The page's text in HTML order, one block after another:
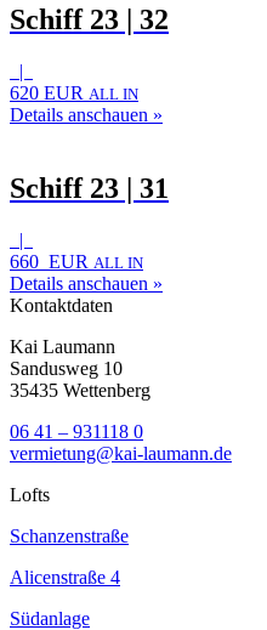
Schiff 23 | 32
|
620 EUR ALL IN
Details anschauen »
Schiff 23 | 31
|
660 EUR ALL IN
Details anschauen »
Kontaktdaten
Kai Laumann
Sandusweg 10
35435 Wettenberg
06 41 – 931118 0
vermietung@kai-laumann.de
Lofts
Schanzenstraße
Alicenstraße 4
Südanlage